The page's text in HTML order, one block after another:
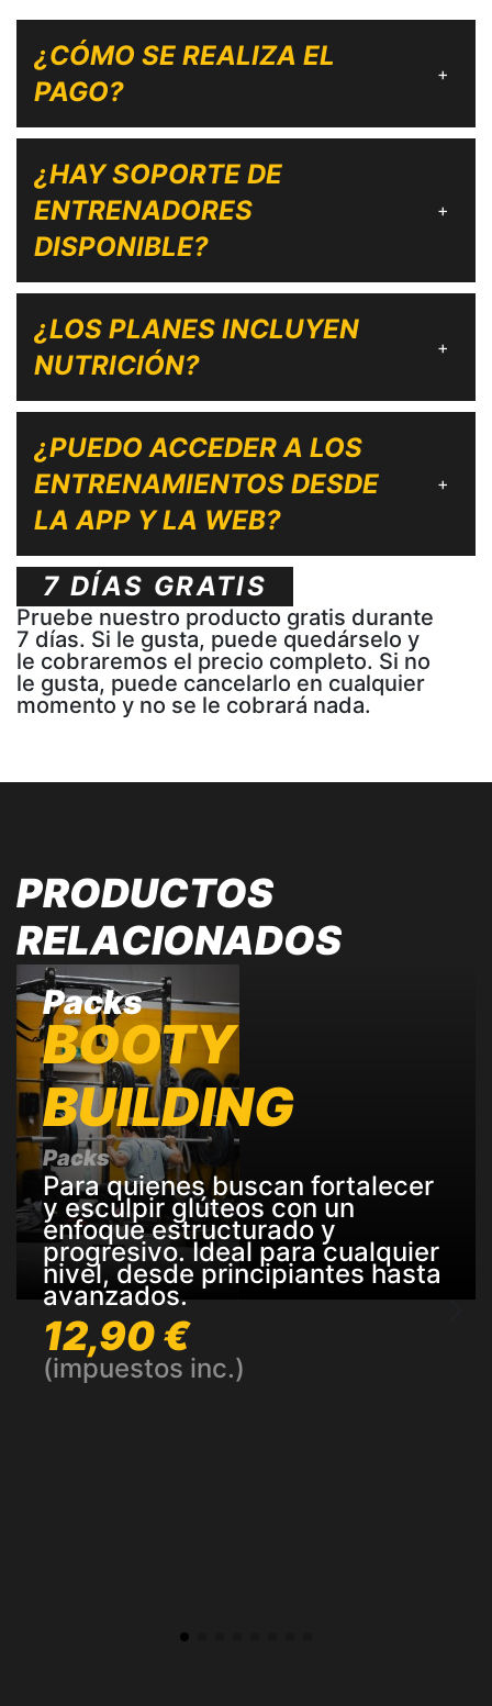
PRODUCTOS
RELACIONADOS
Packs
BOOTY
BUILDING
Packs
Para quienes buscan fortalecer
y esculpir glúteos con un
enfoque estructurado y
progresivo. Ideal para cualquier
nivel, desde principiantes hasta
avanzados.
12,90 €
(impuestos inc.)
¿CÓMO SE REALIZA EL
PAGO?
+
¿HAY SOPORTE DE
ENTRENADORES
DISPONIBLE?
+
¿LOS PLANES INCLUYEN
NUTRICIÓN?
+
¿PUEDO ACCEDER A LOS
ENTRENAMIENTOS DESDE
LA APP Y LA WEB?
+
7 DÍAS GRATIS
Pruebe nuestro producto gratis durante
7 días. Si le gusta, puede quedárselo y
le cobraremos el precio completo. Si no
le gusta, puede cancelarlo en cualquier
momento y no se le cobrará nada.